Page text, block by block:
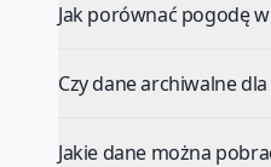
Jak porównać pogodę
Czy dane archiwalne
Jakie dane można